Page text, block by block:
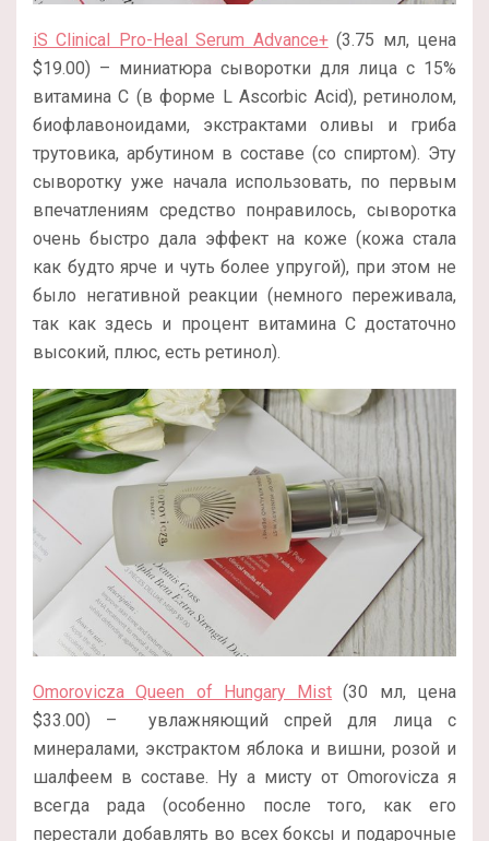
iS Clinical Pro-Heal Serum Advance+(3.75 мл, цена
$19.00) – миниатюра сыворотки для лица с 15%
витамина С (в форме L Ascorbic Acid), ретинолом,
биофлавоноидами, экстрактами оливы и гриба
трутовика, арбутином в составе (со спиртом). Эту
сыворотку уже начала использовать, по первым
впечатлениям средство понравилось, сыворотка
очень быстро дала эффект на коже (кожа стала
как будто ярче и чуть более упругой), при этом не
было негативной реакции (немного переживала,
так как здесь и процент витамина С достаточно
высокий, плюс, есть ретинол).
Omorovicza Queen of Hungary Mist (30 мл, цена
$33.00) – увлажняющий спрей для лица с
минералами, экстрактом яблока и вишни, розой и
шалфеем в составе. Ну а мисту от Omorovicza я
всегда рада (особенно после того, как его
перестали добавлять во всех боксы и подарочные